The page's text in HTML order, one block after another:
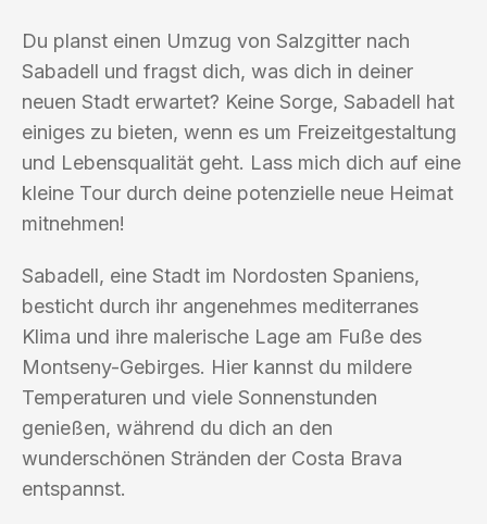
Du planst einen Umzug von Salzgitter nach
Sabadell und fragst dich, was dich in deiner
neuen Stadt erwartet? Keine Sorge, Sabadell hat
einiges zu bieten, wenn es um Freizeitgestaltung
und Lebensqualität geht. Lass mich dich auf eine
kleine Tour durch deine potenzielle neue Heimat
mitnehmen!
Sabadell, eine Stadt im Nordosten Spaniens,
besticht durch ihr angenehmes mediterranes
Klima und ihre malerische Lage am Fuße des
Montseny-Gebirges. Hier kannst du mildere
Temperaturen und viele Sonnenstunden
genießen, während du dich an den
wunderschönen Stränden der Costa Brava
entspannst.